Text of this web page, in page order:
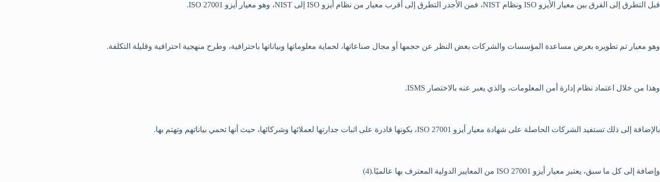
قبل التطرق إلى الفرق بين معيار الأيزو ISO ونظام NIST، فمن الأجدر التطرق إلى أقرب معيار من نظام أيزو ISO إلى NIST، وهو معيار أيزو ISO 27001.
وهو معيار تم تطويره بغرض مساعدة المؤسسات والشركات بغض النظر عن حجمها أو مجال صناعاتها، لحماية معلوماتها وبياناتها باحترافية، وطرح منهجية احترافية وقليلة التكلفة.
وهذا من خلال اعتماد نظام إدارة أمن المعلومات، والذي يعبر عنه بالاختصار ISMS.
بالإضافة إلى ذلك تستفيد الشركات الحاصلة على شهادة معيار أيزو ISO 27001، بكونها قادرة على اثبات جدارتها لعملائها وشركائها، حيث أنها تحمي بياناتهم وتهتم بها.
وإضافة إلى كل ما سبق، يعتبر معيار أيزو ISO 27001 من المعايير الدولية المعترف بها عالميًا.(4)